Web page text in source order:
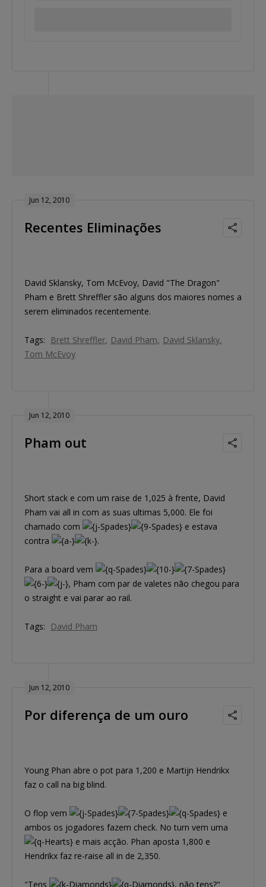
Jun 12, 2010
Recentes Eliminações
David Sklansky, Tom McEvoy, David "The Dragon"
Pham e Brett Shreffler são alguns dos maiores nomes a
serem eliminados recentemente.
Tags: Brett Shreffler David Pham
David Sklansky
Tom McEvoy
Jun 12, 2010
Pham out
Short stack e com um raise de 1,025 à frente, David
Pham vai all in com as suas ultimas 5,000. Ele foi
chamado com
e estava
contra
.
Para a board vem
, Pham com par de valetes não chegou para
o straight e vai parar ao rail.
Tags: David Pham
Jun 12, 2010
Por diferença de um ouro
Young Phan abre o pot para 1,200 e Martijn Hendrikx
faz o call na big blind.
O flop vem
e
ambos os jogadores fazem check. No turn vem uma
e mais acção. Phan aposta 1,800 e
Hendrikx faz re-raise all in de 2,350.
"Tens
, não tens?"